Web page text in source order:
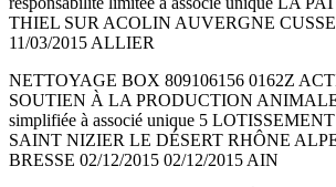
THIEL SUR ACOLIN AUVERGNE
11/03/2015 ALLIER
NETTOYAGE BOX 809106156 0162Z
SOUTIEN À LA PRODUCTION ANIMALE
simplifiée à associé unique 5
SAINT NIZIER LE DÉSERT RHÔNE
BRESSE 02/12/2015 02/12/2015 AIN